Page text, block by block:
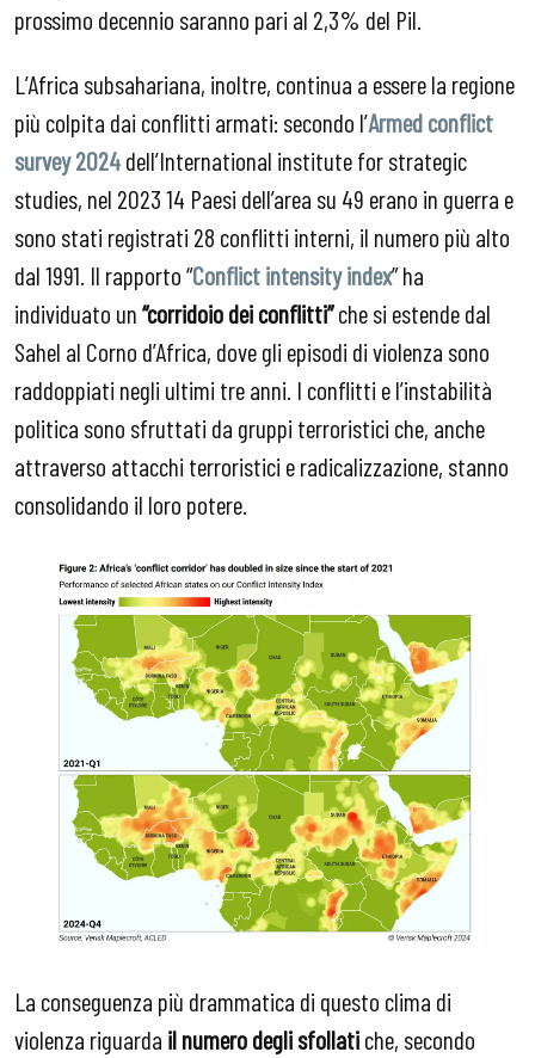
prossimo decennio saranno pari al 2,3% del Pil.
L’Africa subsahariana, inoltre, continua a essere la regione
più colpita dai conflitti armati: secondo l’Armed conflict
survey 2024dell’International institute for strategic
studies, nel 2023 14 Paesi dell’area su 49 erano in guerra e
sono stati registrati 28 conflitti interni, il numero più alto
dal 1991. Il rapporto “Conflict intensity index” ha
individuato un“corridoio dei conflitti”che si estende dal
Sahel al Corno d’Africa, dove gli episodi di violenza sono
raddoppiati negli ultimi tre anni. I conflitti e l’instabilità
politica sono sfruttati da gruppi terroristici che, anche
attraverso attacchi terroristici e radicalizzazione, stanno
consolidando il loro potere.
La conseguenza più drammatica di questo clima di
violenza riguarda il numero degli sfollatiche, secondo